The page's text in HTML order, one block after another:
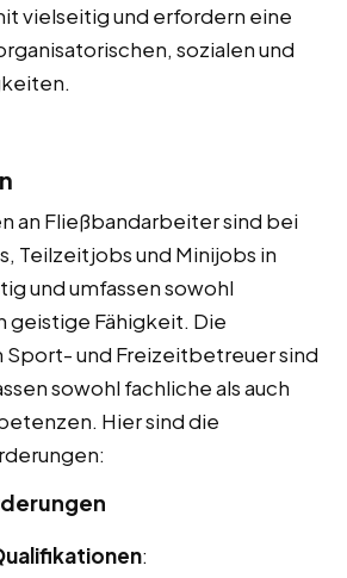
vielseitig und erfordern eine
sozialen und
an Fließbandarbeiter sind bei
Teilzeitjobs und Minijobs in
und umfassen sowohl
geistige Fähigkeit. Die
Sport- und Freizeitbetreuer sind
sowohl fachliche als auch
Hier sind die
: